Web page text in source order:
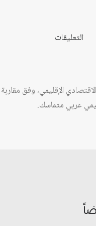
التعليقات
الإقليمي، وفق
عربي متماسك.